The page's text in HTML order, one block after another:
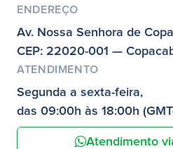
ENDEREÇO
Av. Nossa Senhora de
CEP: 22020-001 —
ATENDIMENTO
Segunda a sexta-feira,
das 09:00h às 18:00h
Atendimento